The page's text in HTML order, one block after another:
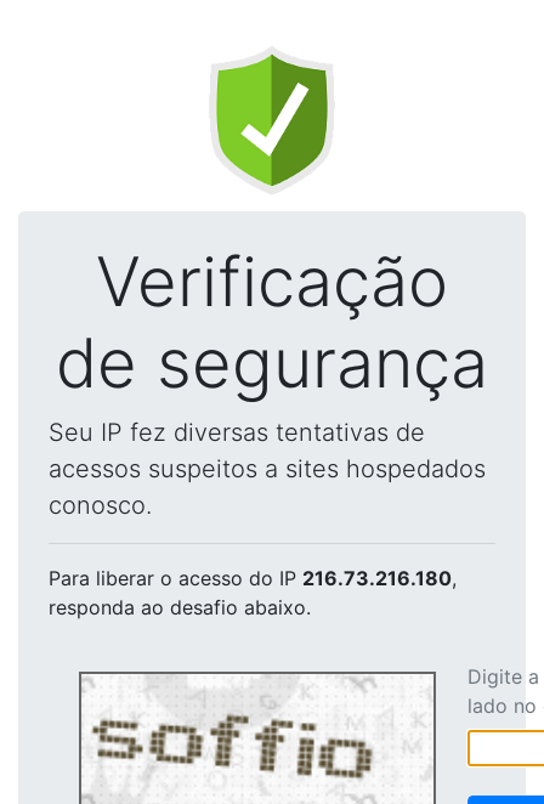
Verificação
de segurança
Seu IP fez diversas tentativas de
acessos suspeitos a sites hospedados
conosco.
Para liberar o acesso do IP 216.73.216.180,
responda ao desafio abaixo.
Digite
lado no